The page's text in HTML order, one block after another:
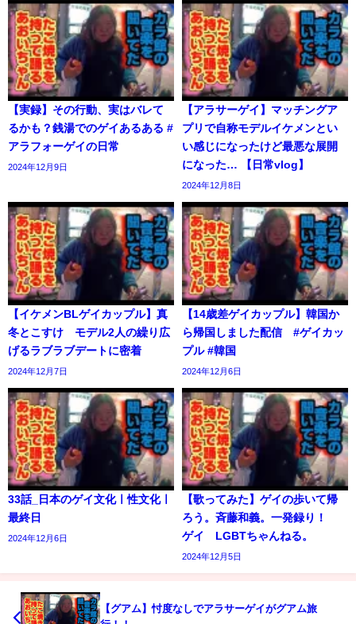
【実録】その行動、実はバレて
るかも？銭湯でのゲイあるある #
アラフォーゲイの日常
2024年12月9日
【アラサーゲイ】マッチングア
プリで自称モデルイケメンとい
い感じになったけど最悪な展開
になった… 【日常vlog】
2024年12月8日
【イケメンBLゲイカップル】真
冬とこすけ モデル2人の繰り広
げるラブラブデートに密着
2024年12月7日
【14歳差ゲイカップル】韓国か
ら帰国しました配信 #ゲイカッ
プル #韓国
2024年12月6日
33話_日本のゲイ文化ㅣ性文化ㅣ
最終日
2024年12月6日
【歌ってみた】ゲイの歩いて帰
ろう。斉藤和義。一発録り！
ゲイ LGBTちゃんねる。
2024年12月5日
【グアム】忖度なしでアラサーゲイがグアム旅